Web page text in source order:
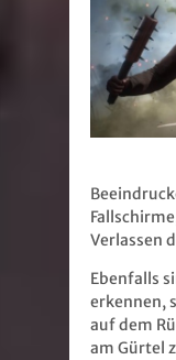
Verlassen
Ebenfalls
erkennen,
auf dem
am Gürtel